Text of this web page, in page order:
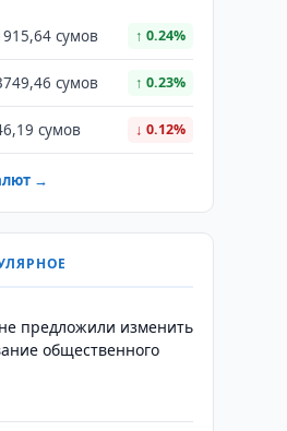
сумов ↑ 0.24%
сумов ↑ 0.23%
сумов ↓ 0.12%
→
предложили изменить
общественного